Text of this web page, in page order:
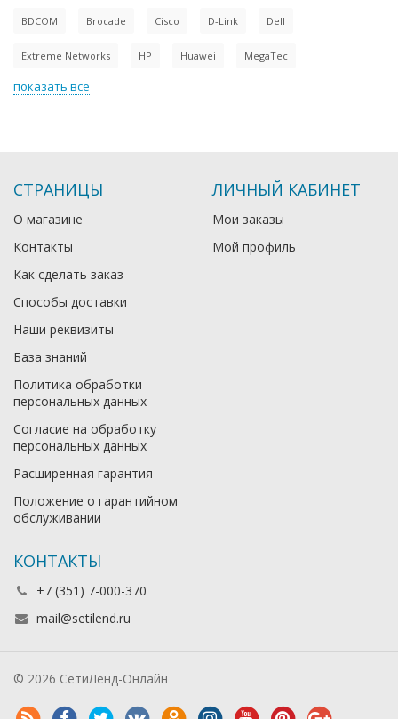
BDCOM Brocade Cisco D-Link Dell
Extreme Networks HP Huawei MegaTec
показать все
СТРАНИЦЫ
О магазине
Контакты
Как сделать заказ
Способы доставки
Наши реквизиты
База знаний
Политика обработки
персональных данных
Согласие на обработку
персональных данных
Расширенная гарантия
Положение о гарантийном
обслуживании
ЛИЧНЫЙ КАБИНЕТ
Мои заказы
Мой профиль
КОНТАКТЫ
+7 (351) 7-000-370
mail@setilend.ru
© 2026 СетиЛенд-Онлайн